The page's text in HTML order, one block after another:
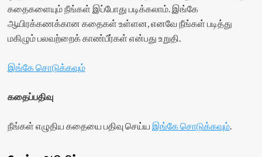
கதைகளையும் நீங்கள் இப்போது படிக்கலாம். இங்கே
ஆயிரக்கணக்கான கதைகள் உள்ளன, எனவே நீங்கள் படித்து
மகிழும் பலவற்றைக் காண்பீர்கள் என்பது உறுதி.
இங்கே சொடுக்கவும்
கதைப்பதிவு
நீங்கள் எழுதிய கதையை பதிவு செய்ய இங்கே சொடுக்கவும்.